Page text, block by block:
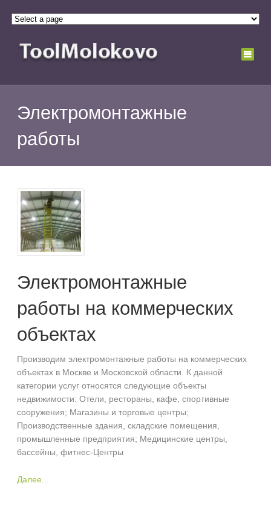
Электромонтажные
работы
Электромонтажные
работы на коммерческих
объектах
Производим электромонтажные работы на коммерческих
объектах в Москве и Московской области. К данной
категории услуг относятся следующие объекты
недвижимости: Отели, рестораны, кафе, спортивные
сооружения; Магазины и торговые центры;
Производственные здания, складские помещения,
промышленные предприятия; Медицинские центры,
бассейны, фитнес-Центры
Далее...